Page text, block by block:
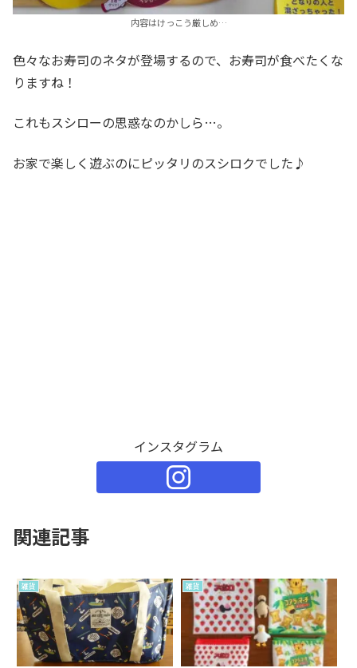
内容はけっこう厳しめ…
色々なお寿司のネタが登場するので、お寿司が食べたくな
りますね！
これもスシローの思惑なのかしら…。
お家で楽しく遊ぶのにピッタリのスシロクでした♪
インスタグラム
関連記事
雑貨 雑貨